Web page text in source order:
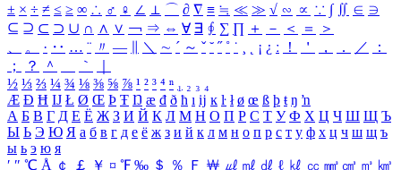
± × ÷ ≠ ≤ ≥ ∞ ∴ ♂ ♀ ∠ ⊥ ⌒ ∂ ∇ ≡ ≒ ≪ ≫ √ ∽ ∝ ∵ ∫ ∬ ∈ ∋
⊆ ⊇ ⊂ ⊃ ∪ ∩ ∧ ∨ ￢ ⇒ ⇔ ∀ ∃ ∮ ∑ ∏ ＋ － ＜ ＝
＞
、
。 · ‥ … ¨ 〃 ― ＼ ∼ ´ ～ ˇ ˘ ˝ ˚ ˙ ¸ ¡ ¿ ː ！ ＇ ， ． ／
：
；
？ ＾ ｀
½ ⅓ ⅔ ¼ ¾ ⅛ ⅜ ⅝ ⅞ ¹ ² ³ ⁴ ⁿ ₁ ₂ ₃ ₄
Æ Ð Ħ Ĳ Ł Ø Œ Þ Ŧ Ŋ æ đ ð ħ ı ĳ ĸ ŀ ł ø œ ß þ ŧ ŋ ŉ
А Б В Г Д Е Ё Ж З И Й К Л М Н О П Р С Т У Ф Х Ц Ч Ш Щ Ъ
Ы Ь Э Ю Я а б в г д е ё ж з и й к л м н о п р с т у ф х ц ч ш щ ъ
ы ь э ю я
′ ″ ℃ Å ￠ ￡ ￥ ¤ ℉ ‰ ＄ ％ Ｆ ￦ ㎕ ㎖ ㎗ ℓ ㎘ ㏄ ㎣ ㎤ ㎥ ㎦